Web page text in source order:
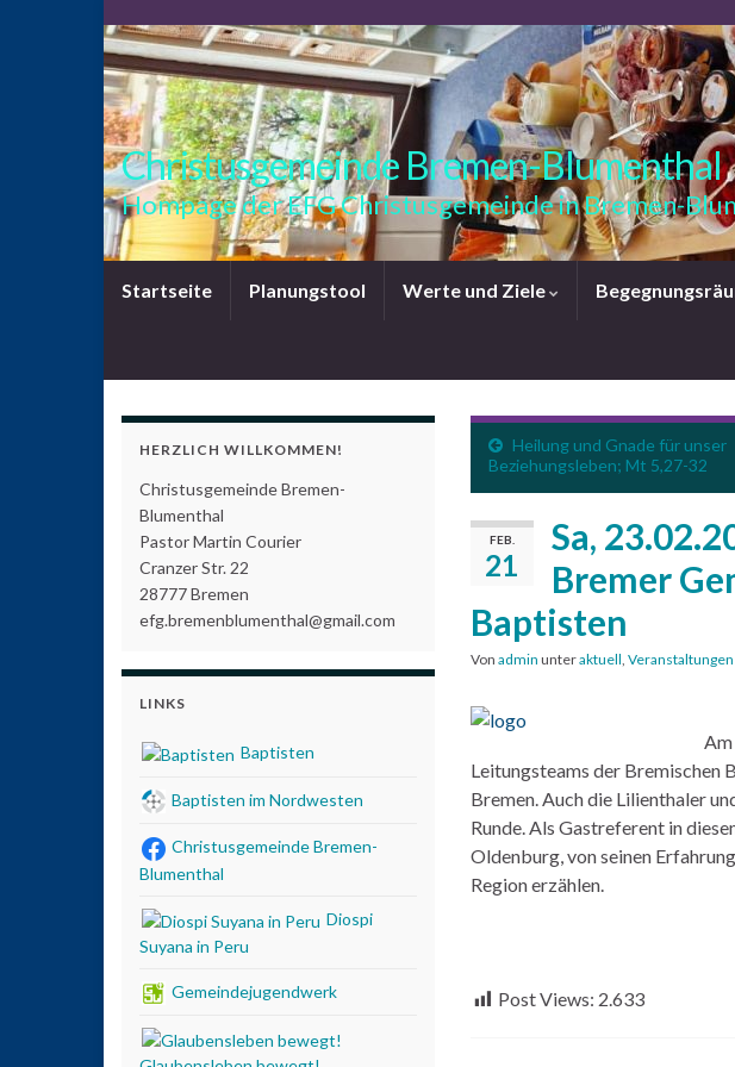
Christusgemeinde Bremen-Blumenthal
Hompage der EFG Christusgemeinde in Bremen-
Startseite Planungstool Werte und Ziele
Heilung und Gnade für unser
Beziehungsleben; Mt 5,27-32
FEB.
21
Sa,
Bremer
Baptisten
Von admin unteraktuell, Veranstaltungen
Leitungsteams der Bremischen
Bremen. Auch die Lilienthaler
Runde. Als Gastreferent in
Oldenburg, von seinen
Region erzählen.
Post Views: 2.633
HERZLICH WILLKOMMEN!
Christusgemeinde Bremen-
Blumenthal
Pastor Martin Courier
Cranzer Str. 22
28777 Bremen
efg.bremenblumenthal@gmail.com
LINKS
Baptisten
Baptisten im Nordwesten
Christusgemeinde Bremen-
Blumenthal
Diospi
Suyana in Peru
Gemeindejugendwerk